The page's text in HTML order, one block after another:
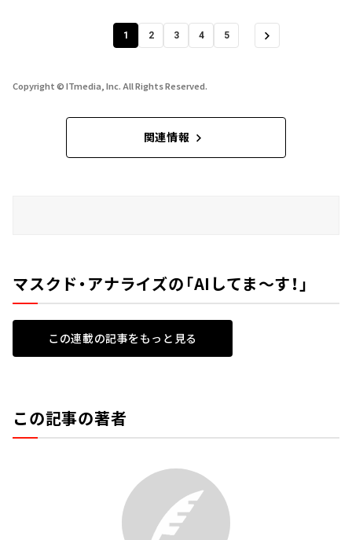
1 2 3 4 5
Copyright © ITmedia, Inc. All Rights Reserved.
関連情報
マスクド・アナライズの「AIしてま～す！」
この連載の記事をもっと見る
この記事の著者